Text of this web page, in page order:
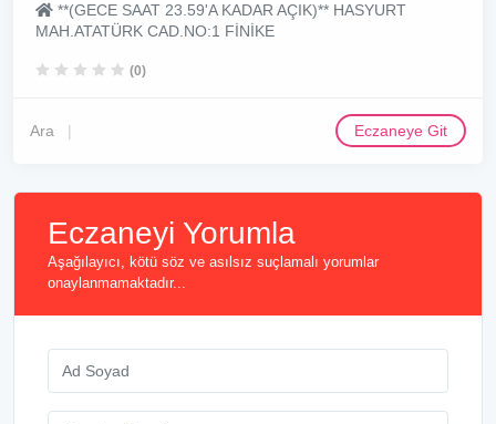
**(GECE SAAT 23.59'A KADAR AÇIK)** HASYURT
MAH.ATATÜRK CAD.NO:1 FİNİKE
(0)
Ara Eczaneye Git
Eczaneyi Yorumla
Aşağılayıcı, kötü söz ve asılsız suçlamalı yorumlar
onaylanmamaktadır...